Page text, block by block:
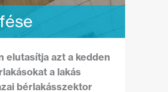
elutasítja azt a kedden
a lakás
bérlakásszektor